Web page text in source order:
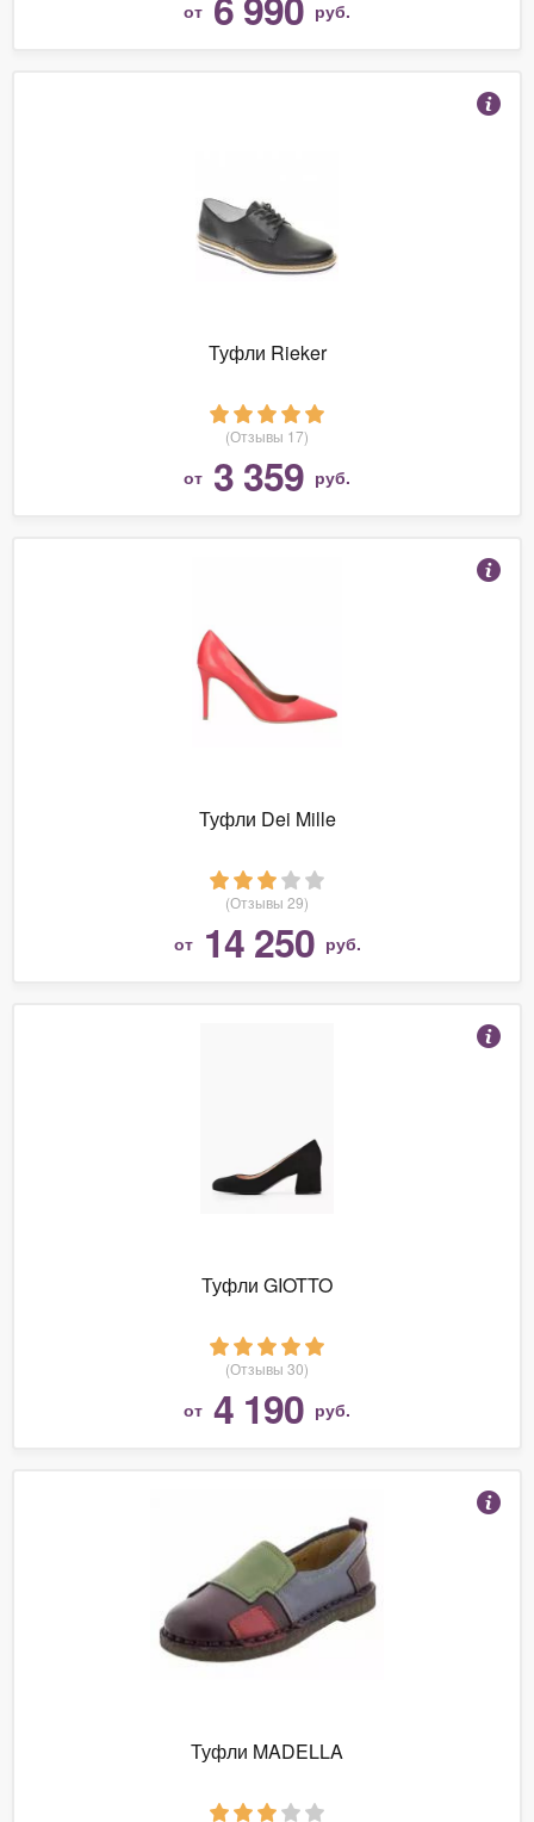
от руб.
Туфли Rieker
(Отзывы 17)
от 3 359 руб.
Туфли Dei Mille
(Отзывы 29)
от 14 250 руб.
Туфли GIOTTO
(Отзывы 30)
от 4 190 руб.
Туфли MADELLA